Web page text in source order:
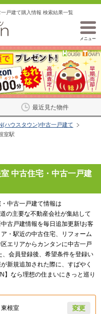
戸建て購入情報 検索結果一覧
メニュー
最近見た物件
ハウスタウン)中古一戸建て
室駅
中古住宅・中古一戸建
中古一戸建て情報は
の主要な不動産会社が集結して
古戸建情報を毎日追加更新!お客
・駅近の中古住宅、リフォーム
エリアからカンタンに中古一戸
会員登録後、希望条件を登録い
新規追加された際に、すばやく
】なら理想の住まいにきっと巡り
根室 変更